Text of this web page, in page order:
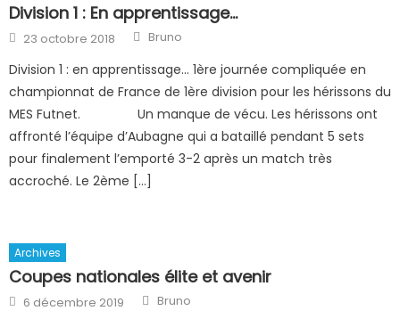
Division 1 : En apprentissage…
Posted
on
23 octobre 2018 Author
Bruno
Division 1 : en apprentissage… 1ère journée compliquée en
championnat de France de 1ère division pour les hérissons du
MES Futnet. Un manque de vécu. Les hérissons ont
affronté l’équipe d’Aubagne qui a bataillé pendant 5 sets
pour finalement l’emporté 3-2 après un match très
accroché. Le 2ème […]
Archives
Coupes nationales élite et avenir
Posted
on
6 décembre 2019 Author
Bruno